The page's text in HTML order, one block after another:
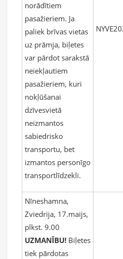
norādītiem
pasažieriem. Ja
paliek brīvas vietas
uz prāmja, biļetes
var pārdot sarakstā
neiekļautiem
pasažieriem, kuri
nokļūšanai
dzīvesvietā
neizmantos
sabiedrisko
transportu, bet
izmantos personīgo
transportlīdzekli.
Nīneshamna,
Zviedrija, 17.maijs,
plkst. 9.00
UZMANĪBU! Biļetes
tiek pārdotas